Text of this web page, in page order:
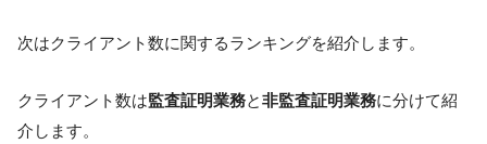
次はクライアント数に関するランキングを紹介します。
クライアント数は監査証明業務と非監査証明業務に分けて紹
介します。